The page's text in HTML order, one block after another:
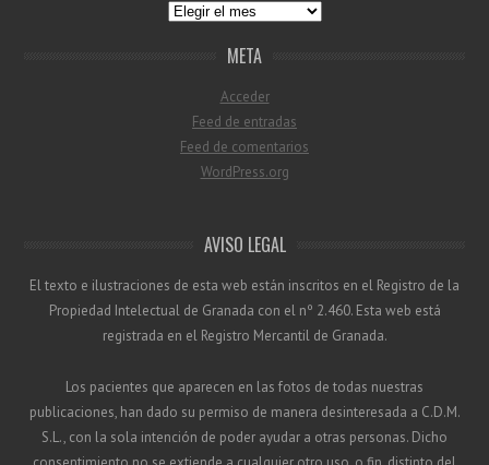
Archivo
META
Acceder
Feed de entradas
Feed de comentarios
WordPress.org
AVISO LEGAL
El texto e ilustraciones de esta web están inscritos en el Registro de la
Propiedad Intelectual de Granada con el nº 2.460. Esta web está
registrada en el Registro Mercantil de Granada.
Los pacientes que aparecen en las fotos de todas nuestras
publicaciones, han dado su permiso de manera desinteresada a C.D.M.
S.L., con la sola intención de poder ayudar a otras personas. Dicho